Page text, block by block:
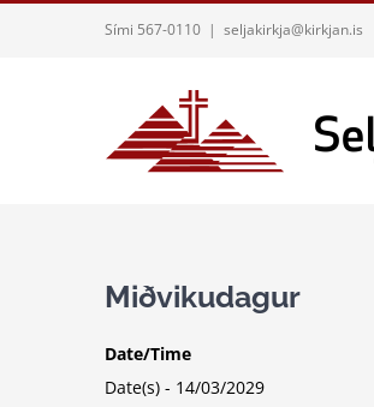
Sími 567-0110 | seljakirkja@kirkjan.is
Miðvikudagur
Date/Time
Date(s) - 14/03/2029